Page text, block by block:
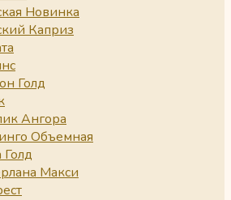
Новинка
Каприз
Голд
Ангора
Объемная
Макси